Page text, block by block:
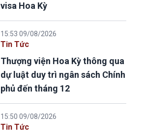
visa Hoa Kỳ
15:53 09/08/2026
Tin Tức
Thượng viện Hoa Kỳ thông qua
dự luật duy trì ngân sách Chính
phủ đến tháng 12
15:50 09/08/2026
Tin Tức